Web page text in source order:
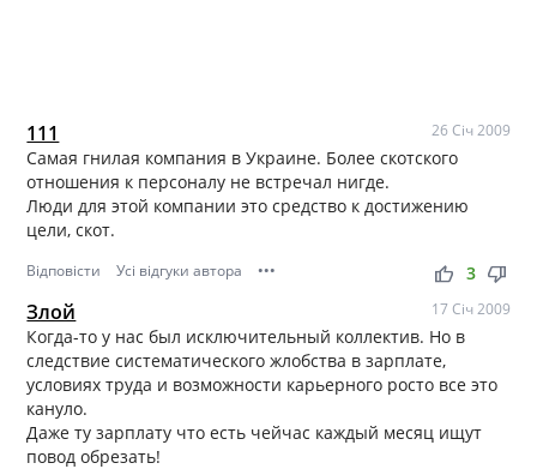
111 26 Січ 2009
Самая гнилая компания в Украине. Более скотского
отношения к персоналу не встречал нигде.
Люди для этой компании это средство к достижению
цели, скот.
Відповісти Усі відгуки автора ••• thumb_up thumb_down
3
Злой 17 Січ 2009
Когда-то у нас был исключительный коллектив. Но в
следствие систематического жлобства в зарплате,
условиях труда и возможности карьерного росто все это
кануло.
Даже ту зарплату что есть чейчас каждый месяц ищут
повод обрезать!